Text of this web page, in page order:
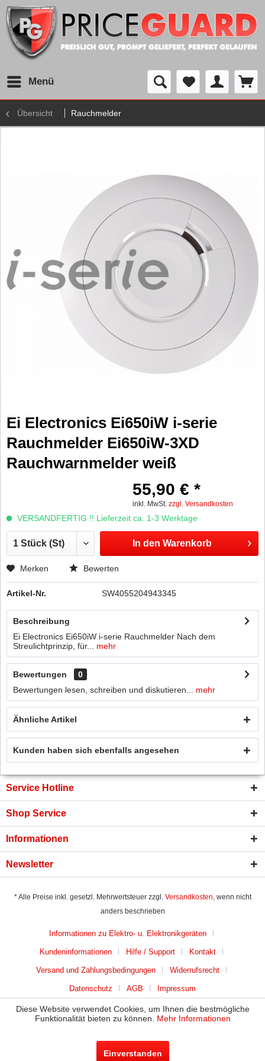
Menü
Übersicht Rauchmelder
Ei Electronics Ei650iW i-serie
Rauchmelder Ei650iW-3XD
Rauchwarnmelder weiß
55,90 € *
inkl. MwSt. zzgl. Versandkosten
VERSANDFERTIG !! Lieferzeit ca. 1-3 Werktage
In den Warenkorb
Merken Bewerten
Artikel-Nr. SW4055204943345
Beschreibung
Ei Electronics Ei650iW i-serie Rauchmelder Nach dem
Streulichtprinzip, für...
mehr
Bewertungen
0
Bewertungen lesen, schreiben und diskutieren...
mehr
Ähnliche Artikel
Kunden haben sich ebenfalls angesehen
Service Hotline
Shop Service
Informationen
Newsletter
* Alle Preise inkl. gesetzl. Mehrwertsteuer zzgl. Versandkosten, wenn nicht
anders beschrieben
Informationen zu Elektro- u. Elektronikgeräten
Kundeninformationen Hilfe / Support Kontakt
Versand und Zahlungsbedingungen Widerrufsrecht
Datenschutz AGB Impressum
Diese Website verwendet Cookies, um Ihnen die bestmögliche
Funktionalität bieten zu können. Mehr Informationen
Einverstanden